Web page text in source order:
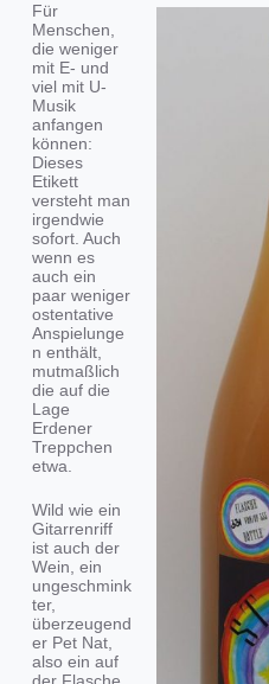
Für
Menschen,
die weniger
mit E- und
viel mit U-
Musik
anfangen
können:
Dieses
Etikett
versteht man
irgendwie
sofort. Auch
wenn es
auch ein
paar weniger
ostentative
Anspielunge
n enthält,
mutmaßlich
die auf die
Lage
Erdener
Treppchen
etwa.
Wild wie ein
Gitarrenriff
ist auch der
Wein, ein
ungeschmink
ter,
überzeugend
er Pet Nat,
also ein auf